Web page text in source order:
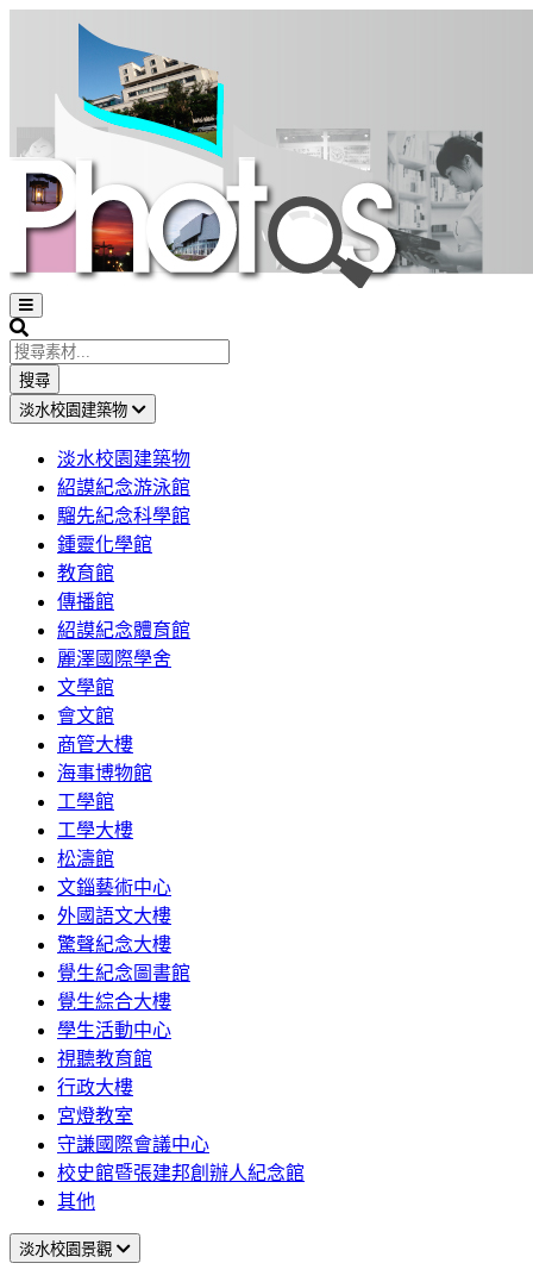
Open
sidebar
Search
搜尋
淡水校園建築物
淡水校園建築物
紹謨紀念游泳館
騮先紀念科學館
鍾靈化學館
教育館
傳播館
紹謨紀念體育館
麗澤國際學舍
文學館
會文館
商管大樓
海事博物館
工學館
工學大樓
松濤館
文錙藝術中心
外國語文大樓
驚聲紀念大樓
覺生紀念圖書館
覺生綜合大樓
學生活動中心
視聽教育館
行政大樓
宮燈教室
守謙國際會議中心
校史館暨張建邦創辦人紀念館
其他
淡水校園景觀